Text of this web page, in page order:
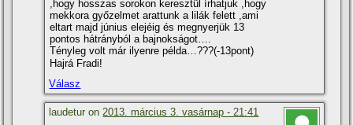
,hogy hosszas sorokon keresztül í­rhatjuk ,hogy
mekkora győzelmet arattunk a lilák felett ,ami
eltart majd június elejéig és megnyerjük 13
pontos hátrányból a bajnokságot….
Tényleg volt már ilyenre példa…???(-13pont)
Hajrá Fradi!
Válasz
laudetur on2013. március 3. vasárnap - 21:41